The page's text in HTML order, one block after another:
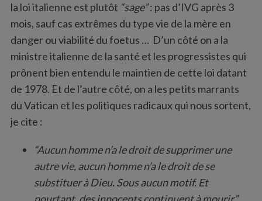
la loi italienne est plutôt “sage”: pas d’IVG après 3
mois, sauf cas extrêmes du type vie de la mère en
danger ou viabilité du foetus … D’un côté on a la
ministre italienne de la santé et les progressistes qui
prônent bien entendu le maintien de cette loi datant
de 1978. Et de l’autre côté, on a les petits marrants
du Vatican et les politiques radicaux qui nous sortent,
je cite :
“Aucun homme n’a le droit de supprimer une
autre vie, aucun homme n’a le droit de se
substituer à Dieu. Sous aucun motif. Et